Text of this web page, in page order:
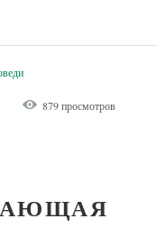
879 просмотров